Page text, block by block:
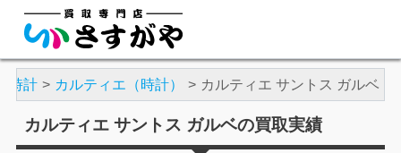
時計 カルティエ（時計） カルティエ サントス ガルベ
カルティエ サントス ガルベの買取実績